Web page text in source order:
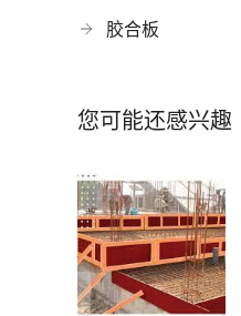
胶合板
您可能还感兴趣